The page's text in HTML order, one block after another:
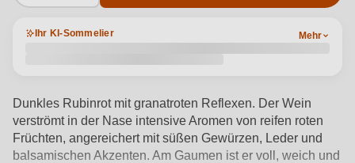
Ihr KI-Sommelier Mehr
Dunkles Rubinrot mit granatroten Reflexen. Der Wein
verströmt in der Nase intensive Aromen von reifen roten
Früchten, angereichert mit süßen Gewürzen, Leder und
balsamischen Akzenten. Am Gaumen ist er voll, weich und